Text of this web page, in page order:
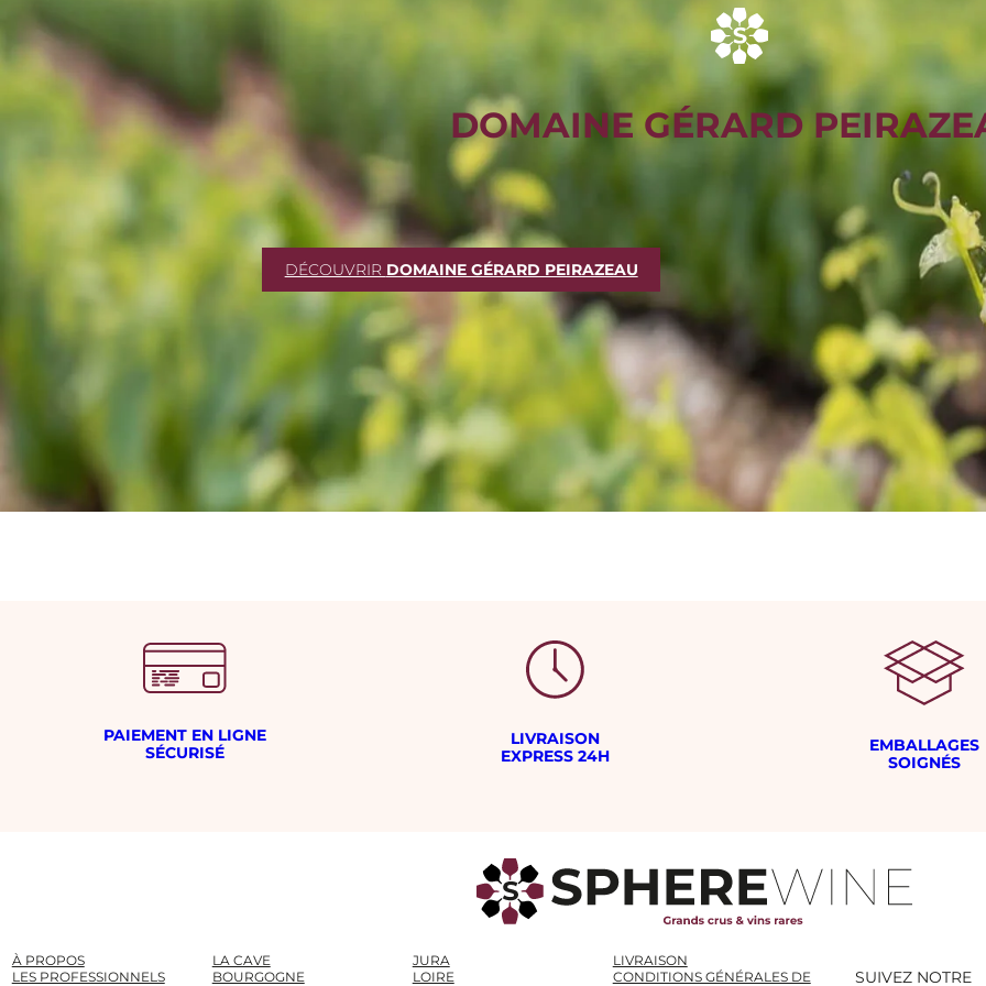
DOMAINE GÉRARD
DÉCOUVRIR DOMAINE GÉRARD PEIRAZEAU
PAIEMENT EN LIGNE
SÉCURISÉ
LIVRAISON
EXPRESS 24H
EMBALLAGES
SOIGNÉS
À PROPOS
LES PROFESSIONNELS
LA CAVE
BOURGOGNE
JURA
LOIRE
LIVRAISON
CONDITIONS GÉNÉRALES DE
SUIVEZ NOTRE